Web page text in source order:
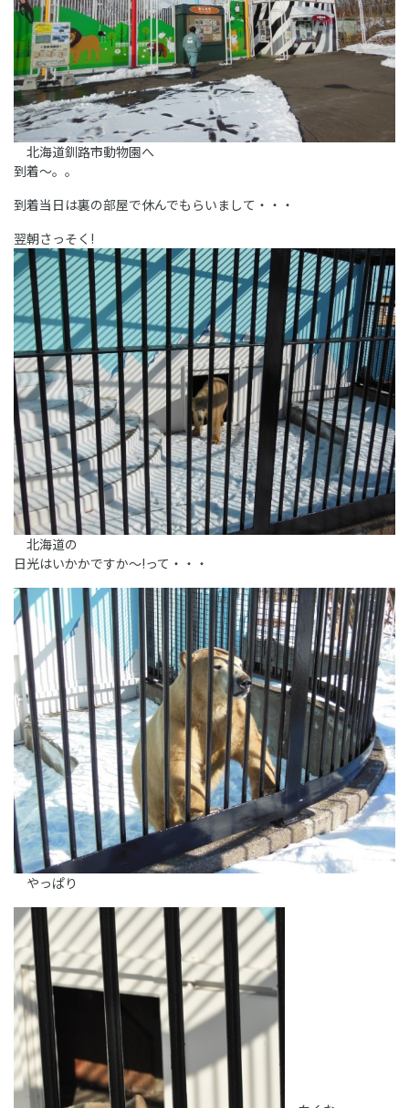
北海道釧路市動物園へ
到着～。。
到着当日は裏の部屋で休んでもらいまして・・・
翌朝さっそく!
北海道の
日光はいかかですか～!って・・・
やっぱり